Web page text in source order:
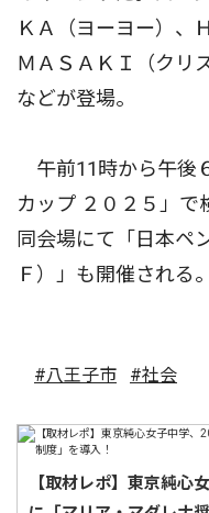
ＫＡ（ヨーヨー）、
ＭＡＳＡＫＩ（クリ
などが登場。
午前11時から午後
カップ ２０２５」で
同会場にて「日本ペ
Ｆ）」も開催される。
#八王子市 #社会
【取材レポ】東京純心